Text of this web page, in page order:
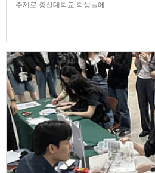
주제로 총신대학교 학생들에…